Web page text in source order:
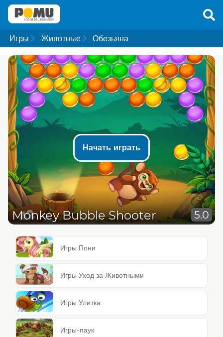
Игры Животные Обезьяна
Начать играть
Monkey Bubble Shooter 5.0
Игры Пони
Игры Уход за Животными
Игры Улитка
Игры-паук